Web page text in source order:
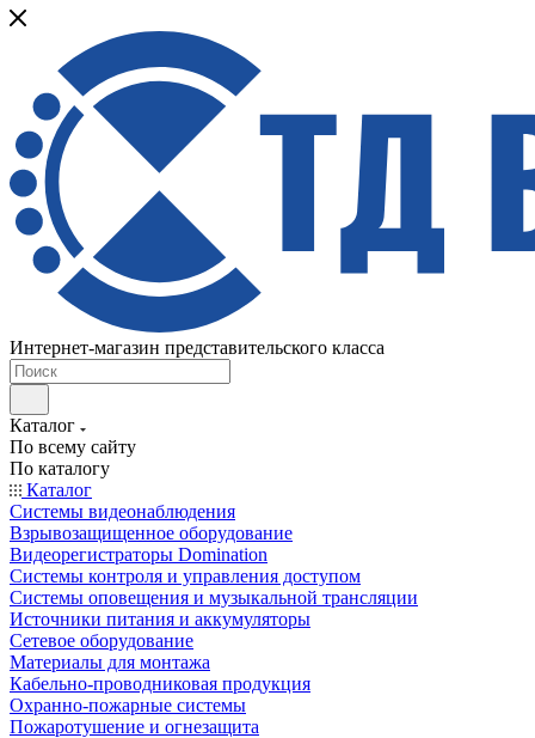
Интернет-магазин представительского класса
Каталог
По всему сайту
По каталогу
Каталог
Системы видеонаблюдения
Взрывозащищенное оборудование
Видеорегистраторы Domination
Системы контроля и управления доступом
Системы оповещения и музыкальной трансляции
Источники питания и аккумуляторы
Сетевое оборудование
Материалы для монтажа
Кабельно-проводниковая продукция
Охранно-пожарные системы
Пожаротушение и огнезащита